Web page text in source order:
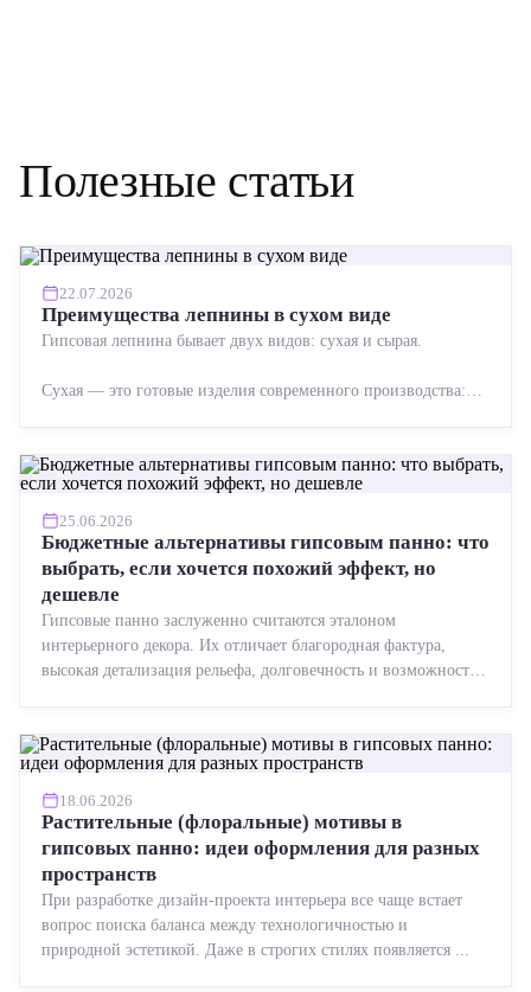
Полезные статьи
22.07.2026
Преимущества лепнины в сухом виде
Гипсовая лепнина бывает двух видов: сухая и сырая.
Сухая — это готовые изделия современного производства:
25.06.2026
Бюджетные альтернативы гипсовым панно: что
выбрать, если хочется похожий эффект, но
дешевле
Гипсовые панно заслуженно считаются эталоном
интерьерного декора. Их отличает благородная фактура,
высокая детализация рельефа, долговечность и возможность
18.06.2026
Растительные (флоральные) мотивы в
гипсовых панно: идеи оформления для разных
пространств
При разработке дизайн-проекта интерьера все чаще встает
вопрос поиска баланса между технологичностью и
природной эстетикой. Даже в строгих стилях появляется ...